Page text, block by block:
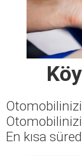
En kısa